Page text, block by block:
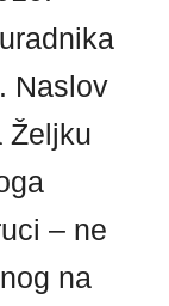
Naslov
Željku
– ne
na